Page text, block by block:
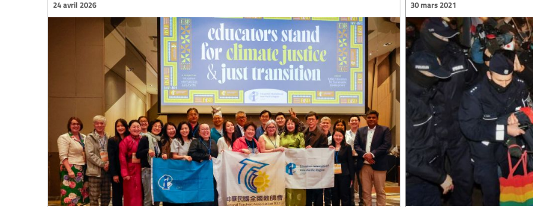
24 avril 2026 30 mars 2021